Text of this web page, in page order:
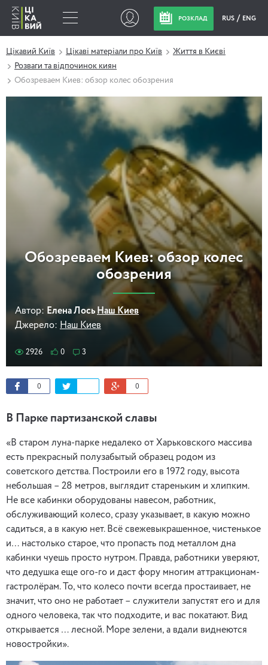
РОЗКЛАД RUS ENG
Цікавий Київ Цікаві матеріали про Київ
Життя в Києві
Розваги та відпочинок киян
Обозреваем Киев: обзор колес обозрения
Обозреваем Киев: обзор колес
обозрения
Автор: Елена Лось Наш Киев
Джерело: Наш Киев
2926 0 3
0 0
В Парке партизанской славы
«В старом луна-парке недалеко от Харьковского массива
есть прекрасный полузабытый образец родом из
советского детства. Построили его в 1972 году, высота
небольшая – 28 метров, выглядит стареньким и хлипким.
Не все кабинки оборудованы навесом, работник,
обслуживающий колесо, сразу указывает, в какую можно
садиться, а в какую нет. Всё свежевыкрашенное, чистенькое
и… настолько старое, что пропасть под металлом дна
кабинки чуешь просто нутром. Правда, работники уверяют,
что дедушка еще ого-го и даст фору многим аттракционам-
гастролёрам. То, что колесо почти всегда простаивает, не
значит, что оно не работает – служители запустят его и для
одного человека, так что подходите, и вас покатают. Вид
открывается … лесной. Море зелени, а вдали виднеются
новостройки».